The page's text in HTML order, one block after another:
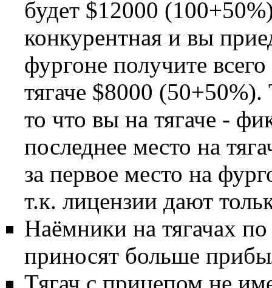
будет $12000
конкурентная и вы
фургоне получите
тягаче $8000 (50+50%).
то что вы на тягаче -
последнее место на
за первое место на
т.к. лицензии дают
Наёмники на тягачах
приносят больше
Тягач с прицепом не